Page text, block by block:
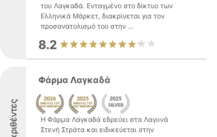
του Λαγκαδά. Ενταγμένο στο δίκτυο των
Ελληνικά Μάρκετ, διακρίνεται για τον
προσανατολισμό του στην ...
8.2
Διακριθέντες
Φάρμα Λαγκαδά
Η Φάρμα Λαγκαδά εδρεύει στα Λαγυνά
Στενή Στράτα και ειδικεύεται στην